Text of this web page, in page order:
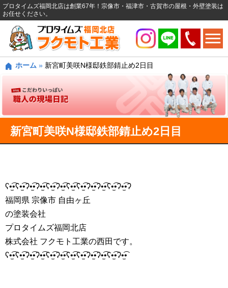
プロタイムズ福岡北店は創業67年！宗像市・福津市・古賀市の屋根・外壁塗装は
お任せください。
ホーム » 新宮町美咲N様邸鉄部錆止め2日目
新宮町美咲N様邸鉄部錆止め2日目
ʕ•̫͡•ʕ•̫͡•ʔ•̫͡•ʔ•̫͡•ʕ•̫͡•ʔ•̫͡•ʕ•̫͡•ʕ•̫͡•ʔ•̫͡•ʔ•̫͡•ʕ•̫͡•ʔ•̫͡•ʔ
福岡県 宗像市 自由ヶ丘
の塗装会社
プロタイムズ福岡北店
株式会社 フクモト工業の西田です。
ʕ•̫͡•ʕ•̫͡•ʔ•̫͡•ʔ•̫͡•ʕ•̫͡•ʔ•̫͡•ʕ•̫͡•ʕ•̫͡•ʔ•̫͡•ʔ•̫͡•ʕ•̫͡•ʔ•̫͡•